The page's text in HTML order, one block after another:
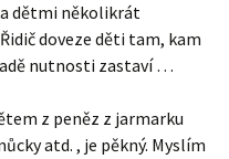
dětmi několikrát
doveze děti tam, kam
nutnosti zastaví …
z peněz z jarmarku
atd. , je pěkný. Myslím